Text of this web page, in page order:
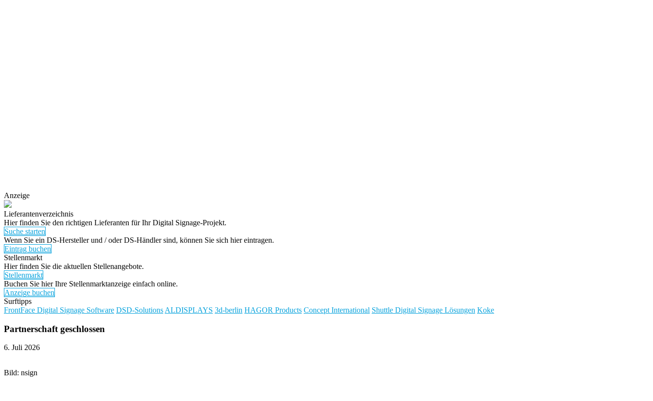
Anzeige
Lieferantenverzeichnis
Hier finden Sie den richtigen Lieferanten für Ihr Digital Signage-Projekt.
Suche starten
Wenn Sie ein DS-Hersteller und / oder DS-Händler sind, können Sie sich hier eintragen.
Eintrag buchen
Stellenmarkt
Hier finden Sie die aktuellen Stellenangebote.
Stellenmarkt
Buchen Sie hier Ihre Stellenmarktanzeige einfach online.
Anzeige buchen
Surftipps
FrontFace Digital Signage Software DSD-Solutions ALDISPLAYS 3d-berlin HAGOR Products Concept International Shuttle Digital Signage Lösungen Koke
Partnerschaft geschlossen
6. Juli 2026
Bild: nsign